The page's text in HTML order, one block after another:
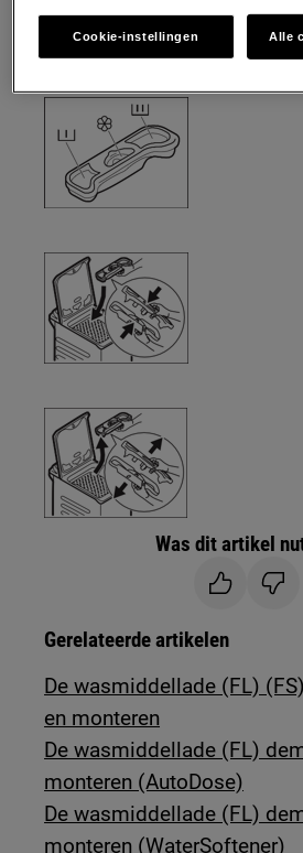
Hoe de wasmiddellade
in elkaar zetten?
Was dit artikel
Gerelateerde artikelen
De wasmiddellade (FL)
en monteren
De wasmiddellade (FL)
monteren (AutoDose)
De wasmiddellade (FL)
monteren (WaterSoftener)
Cookie-instellingen Alle